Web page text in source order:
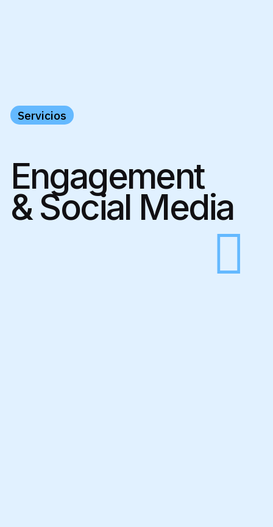
Servicios
Engagement
& Social Media